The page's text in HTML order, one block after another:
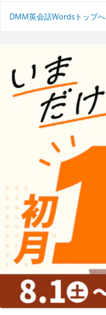
DMM英会話Wordsトップへ